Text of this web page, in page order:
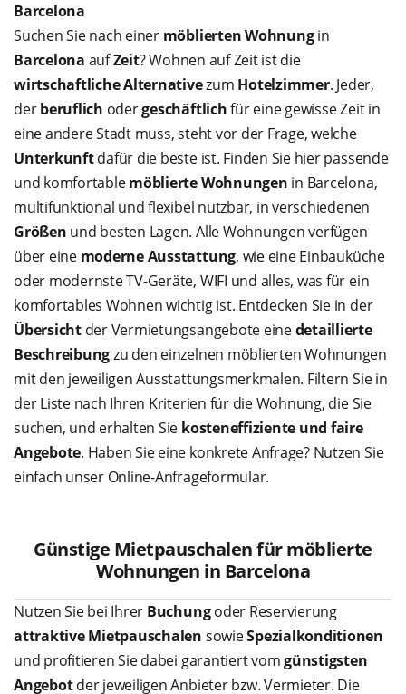
Barcelona
Suchen Sie nach einer möblierten Wohnungin
Barcelona aufZeit? Wohnen auf Zeit ist die
wirtschaftliche Alternativezum Hotelzimmer. Jeder,
derberuflich odergeschäftlichfür eine gewisse Zeit in
eine andere Stadt muss, steht vor der Frage, welche
Unterkunftdafür die beste ist. Finden Sie hier passende
und komfortablemöblierte Wohnungen in Barcelona,
multifunktional und flexibel nutzbar, in verschiedenen
Größen und besten Lagen. Alle Wohnungen verfügen
über eine moderne Ausstattung, wie eine Einbauküche
oder modernste TV-Geräte, WIFI und alles, was für ein
komfortables Wohnen wichtig ist. Entdecken Sie in der
Übersichtder Vermietungsangebote einedetaillierte
Beschreibungzu den einzelnen möblierten Wohnungen
mit den jeweiligen Ausstattungsmerkmalen. Filtern Sie in
der Liste nach Ihren Kriterien für die Wohnung, die Sie
suchen, und erhalten Sie kosteneffiziente und faire
Angebote. Haben Sie eine konkrete Anfrage? Nutzen Sie
einfach unser Online-Anfrageformular.
Günstige Mietpauschalen für möblierte
Wohnungen in Barcelona
Nutzen Sie bei Ihrer Buchungoder Reservierung
attraktive Mietpauschalen sowieSpezialkonditionen
und profitieren Sie dabei garantiert vomgünstigsten
Angebotder jeweiligen Anbieter bzw. Vermieter. Die